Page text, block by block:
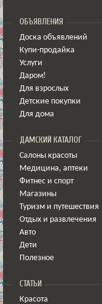
ОБЪЯВЛЕНИЯ
Доска объявлений
Купи-продайка
Услуги
Даром!
Для взрослых
Детские покупки
Для дома
ДАМСКИЙ КАТАЛОГ
Салоны красоты
Медицина, аптеки
Фитнес и спорт
Магазины
Туризм и путешествия
Отдых и развлечения
Авто
Дети
Полезное
СТАТЬИ
Красота